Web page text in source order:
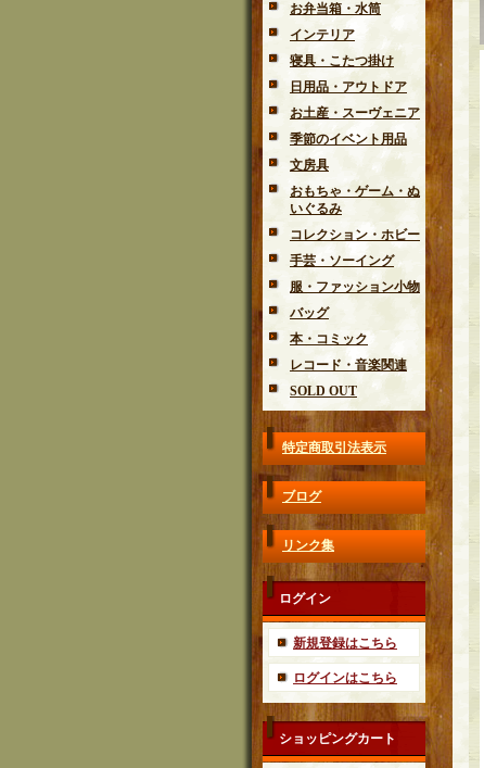
お弁当箱・水筒
インテリア
寝具・こたつ掛け
日用品・アウトドア
お土産・スーヴェニア
季節のイベント用品
文房具
おもちゃ・ゲーム・ぬ
いぐるみ
コレクション・ホビー
手芸・ソーイング
服・ファッション小物
バッグ
本・コミック
レコード・音楽関連
SOLD OUT
特定商取引法表示
ブログ
リンク集
ログイン
新規登録はこちら
ログインはこちら
ショッピングカート